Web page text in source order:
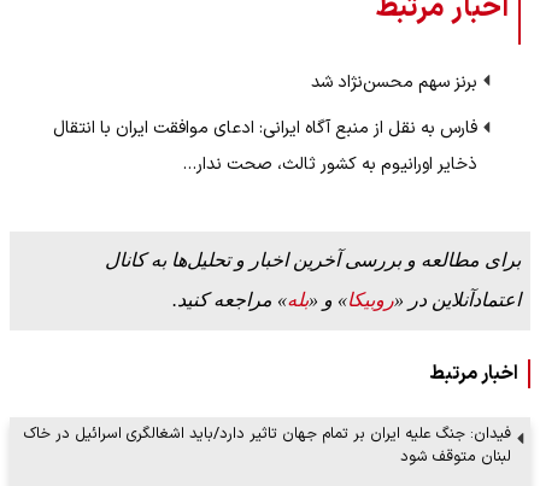
اخبار مرتبط
برنز سهم محسن‌نژاد شد
فارس به نقل از منبع آگاه ایرانی: ادعای موافقت ایران با انتقال
ذخایر اورانیوم به کشور ثالث، صحت ندار…
برای مطالعه و بررسی آخرین اخبار و تحلیل‌ها به کانال
اعتمادآنلاین در «روبیکا» و «بله» مراجعه کنید.
اخبار مرتبط
فیدان: جنگ علیه ایران بر تمام جهان تاثیر دارد/باید اشغالگری اسرائیل در خاک
لبنان متوقف شود